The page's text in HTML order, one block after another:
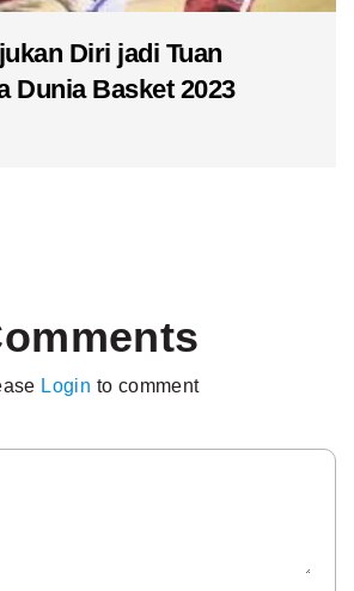
Diri jadi Tuan
Dunia Basket 2023
Login to comment